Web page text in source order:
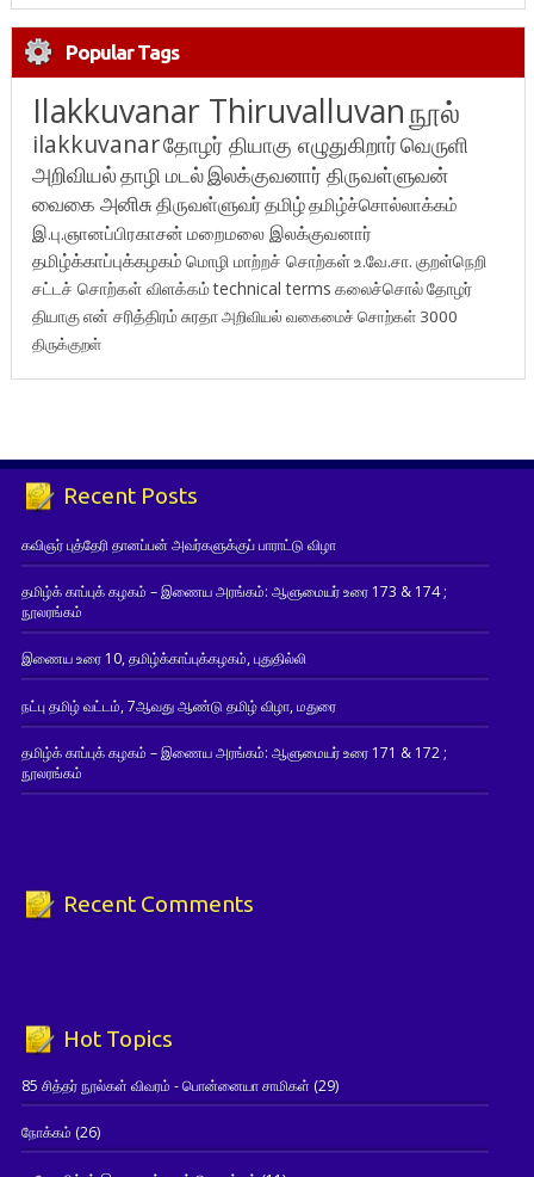
Popular Tags
Ilakkuvanar Thiruvalluvanநூல்
ilakkuvanarதோழர் தியாகு எழுதுகிறார்வெருளி
அறிவியல்தாழி மடல்இலக்குவனார் திருவள்ளுவன்
வைகை அனிசுதிருவள்ளுவர்தமிழ்தமிழ்ச்சொல்லாக்கம்
இ.பு.ஞானப்பிரகாசன் மறைமலை இலக்குவனார்
தமிழ்க்காப்புக்கழகம் மொழி மாற்றச் சொற்கள்உ.வே.சா. குறள்நெறி
சட்டச் சொற்கள் விளக்கம்technical terms கலைச்சொல்தோழர்
தியாகுஎன் சரித்திரம்சுரதாஅறிவியல் வகைமைச் சொற்கள் 3000
திருக்குறள்
Recent Posts
கவிஞர் புத்தேரி தானப்பன் அவர்களுக்குப் பாராட்டு விழா
தமிழ்க் காப்புக் கழகம் – இணைய அரங்கம்: ஆளுமையர் உரை 173 & 174 ;
நூலரங்கம்
இணைய உரை 10, தமிழ்க்காப்புக்கழகம், புதுதில்லி
நட்பு தமிழ் வட்டம், 7ஆவது ஆண்டு தமிழ் விழா, மதுரை
தமிழ்க் காப்புக் கழகம் – இணைய அரங்கம்: ஆளுமையர் உரை 171 & 172 ;
நூலரங்கம்
Recent Comments
Hot Topics
85 சித்தர் நூல்கள் விவரம் - பொன்னையா சாமிகள் (29)
நோக்கம் (26)